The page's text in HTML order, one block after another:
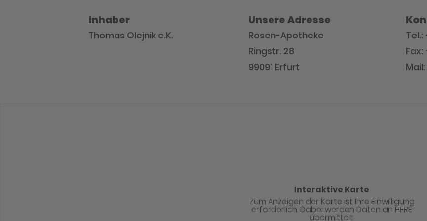
Inhaber
Thomas Olejnik e.K.
Unsere Adresse
Rosen-Apotheke
Ringstr. 28
99091 Erfurt
Tel.:
Fax:
Interaktive Karte
Zum Anzeigen der Karte ist Ihre Einwilligung
erforderlich. Dabei werden Daten an HERE
übermittelt.